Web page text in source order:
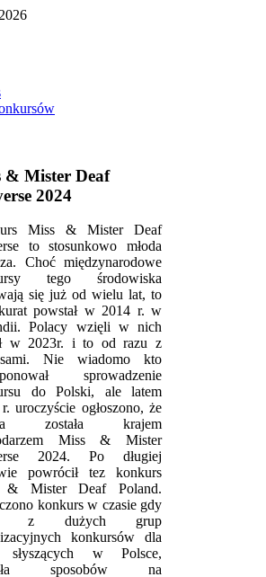
& Mister Deaf
2024
Miss & Mister Deaf
to stosunkowo młoda
Choć międzynarodowe
tego środowiska
się już od wielu lat, to
powstał w 2014 r. w
Polacy wzięli w nich
w 2023r. i to od razu z
Nie wiadomo kto
sprowadzenie
do Polski, ale latem
uroczyście ogłoszono, że
została krajem
Miss & Mister
2024. Po długiej
powrócił tez konkurs
& Mister Deaf Poland.
konkurs w czasie gdy
z dużych grup
konkursów dla
słyszących w Polsce,
sposobów na